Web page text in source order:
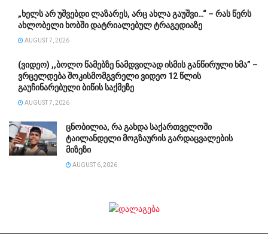
„ხელს არ უშვებდი ლაზარეს, არც ახლა გაუშვი…“ – რას წერს
ახლობელი ხობში დატრიალებულ ტრაგედიაზე
AUGUST 7, 2026
(ვიდეო) ,,ბოლო წამებზე ნამდვილად ისმის განწირული ხმა” –
ვრცელდება შოკისმომგვრელი ვიდეო 12 წლის
გაუჩინარებული ბიწის საქმეზე
AUGUST 7, 2026
ცნობილია, რა გახდა საქართველოში
ტაილანდელი მოგზაურის გარდაცვალების
მიზეზი
AUGUST 6, 2026